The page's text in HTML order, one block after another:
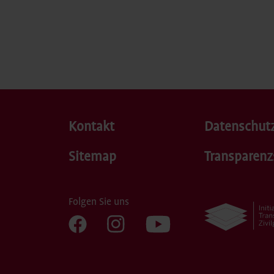
Kontakt
Sitemap
Folgen Sie uns